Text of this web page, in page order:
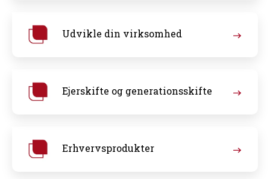
Udvikle din virksomhed
Ejerskifte og generationsskifte
Erhvervsprodukter